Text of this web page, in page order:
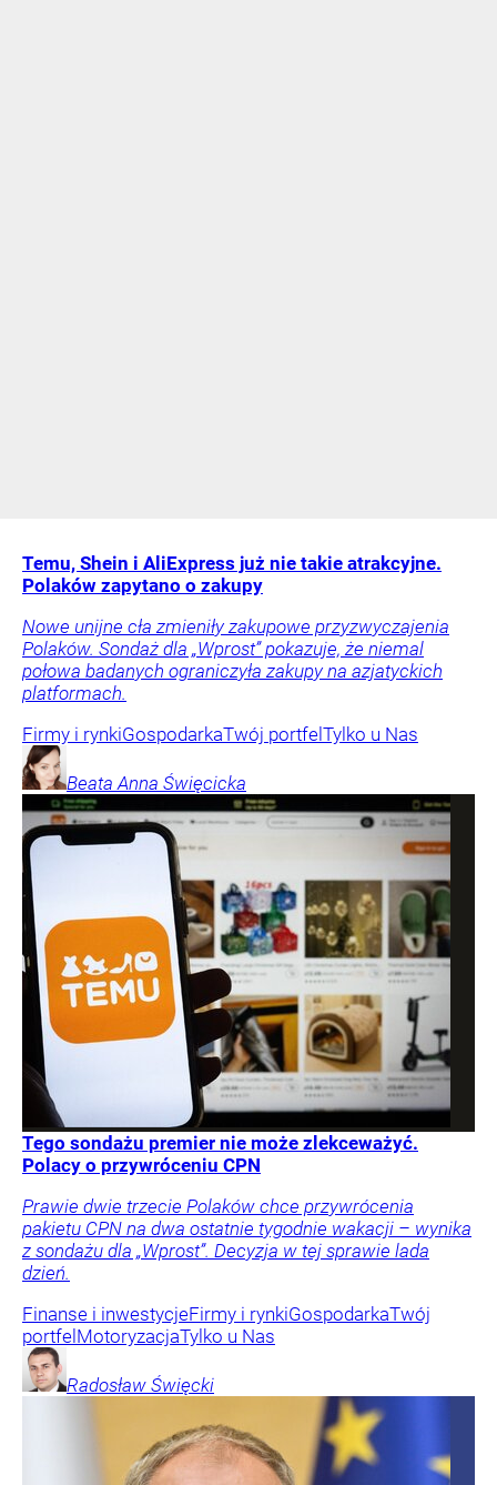
Temu, Shein i AliExpress już nie takie atrakcyjne.
Polaków zapytano o zakupy
Nowe unijne cła zmieniły zakupowe przyzwyczajenia
Polaków. Sondaż dla „Wprost” pokazuje, że niemal
połowa badanych ograniczyła zakupy na azjatyckich
platformach.
Firmy i rynkiGospodarkaTwój portfel Tylko u Nas
Beata Anna Święcicka
Tego sondażu premier nie może zlekceważyć.
Polacy o przywróceniu CPN
Prawie dwie trzecie Polaków chce przywrócenia
pakietu CPN na dwa ostatnie tygodnie wakacji – wynika
z sondażu dla „Wprost”. Decyzja w tej sprawie lada
dzień.
Finanse i inwestycjeFirmy i rynkiGospodarkaTwój
portfel MotoryzacjaTylko u Nas
Radosław Święcki